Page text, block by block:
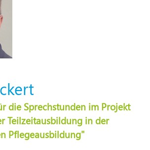
die Sprechstunden im Projekt
Teilzeitausbildung in der
Pflegeausbildung"